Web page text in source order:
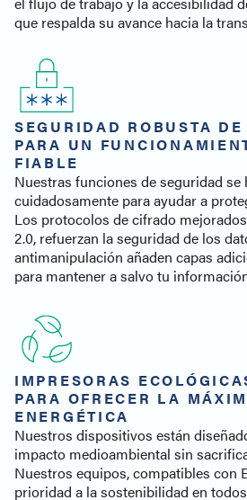
que respalda su avance hacia la
SEGURIDAD ROBUSTA
PARA UN
FIABLE
Nuestras funciones de seguridad se
cuidadosamente para ayudar a
Los protocolos de cifrado
2.0, refuerzan la seguridad de los
antimanipulación añaden capas
para mantener a salvo tu
IMPRESORAS
PARA OFRECER LA
ENERGÉTICA
Nuestros dispositivos están
impacto medioambiental sin
Nuestros equipos, compatibles con
prioridad a la sostenibilidad en